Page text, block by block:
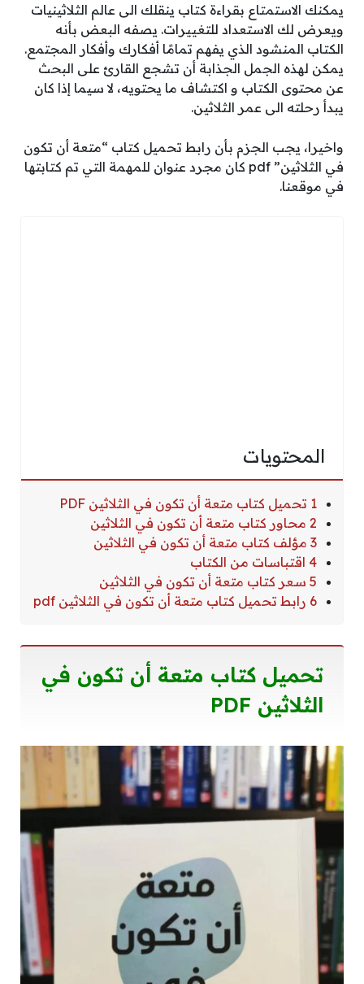
يمكنك الاستمتاع بقراءة كتاب ينقلك الى عالم الثلاثينيات
ويعرض لك الاستعداد للتغييرات. يصفه البعض بأنه
الكتاب المنشود الذي يفهم تمامًا أفكارك وأفكار المجتمع.
يمكن لهذه الجمل الجذابة أن تشجع القارئ على البحث
عن محتوى الكتاب و اكتشاف ما يحتويه، لا سيما إذا كان
يبدأ رحلته الى عمر الثلاثين.
واخيرا، يجب الجزم بأن رابط تحميل كتاب “متعة أن تكون
في الثلاثين” pdf كان مجرد عنوان للمهمة التي تم كتابتها
في موقعنا.
المحتويات
1 تحميل كتاب متعة أن تكون في الثلاثين PDF
2 محاور كتاب متعة أن تكون في الثلاثين
3 مؤلف كتاب متعة أن تكون في الثلاثين
4 اقتباسات من الكتاب
5 سعر كتاب متعة أن تكون في الثلاثين
6 رابط تحميل كتاب متعة أن تكون في الثلاثين pdf
تحميل كتاب متعة أن تكون في
الثلاثين PDF